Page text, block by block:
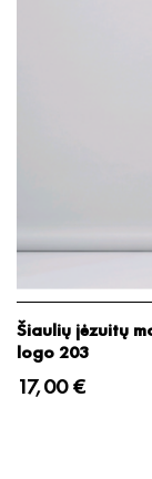
Šiaulių jėzuitų
logo 203
17,00 €